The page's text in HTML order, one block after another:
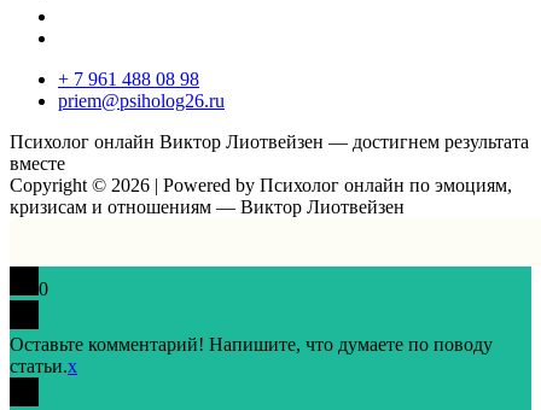
+ 7 961 488 08 98
priem@psiholog26.ru
Психолог онлайн Виктор Лиотвейзен — достигнем результата
вместе
Copyright © 2026 | Powered by Психолог онлайн по эмоциям,
кризисам и отношениям — Виктор Лиотвейзен
0
Оставьте комментарий! Напишите, что думаете по поводу
статьи.x